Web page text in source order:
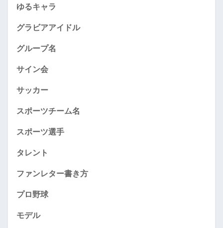
ゆるキャラ
グラビアアイドル
グループ名
サイン会
サッカー
スポーツチーム名
スポーツ選手
タレント
ファンレター書き方
プロ野球
モデル